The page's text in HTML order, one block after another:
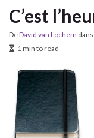
C’est
DeDavid van Lochem
1 min to read